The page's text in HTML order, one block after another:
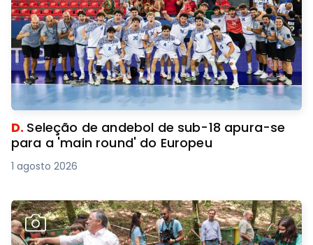
D. Seleção de andebol de sub-18 apura-se
para a 'main round' do Europeu
1 agosto 2026